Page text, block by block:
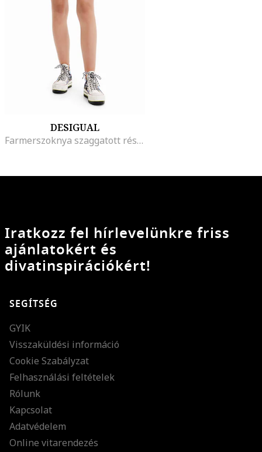
DESIGUAL
Farmerszoknya szaggatott részletekkel
Iratkozz fel hírlevelünkre friss
ajánlatokért és
divatinspirációkért!
SEGÍTSÉG
GYIK
Visszaküldési információ
Cookie Szabályzat
Felhasználási feltételek
Rólunk
Kapcsolat
Adatvédelem
Online vitarendezés